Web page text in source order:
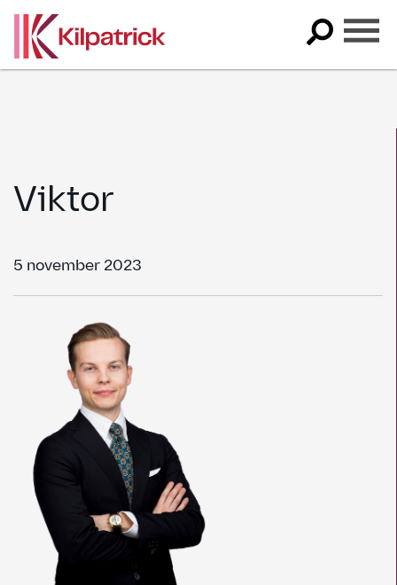
content
Viktor
5 november 2023